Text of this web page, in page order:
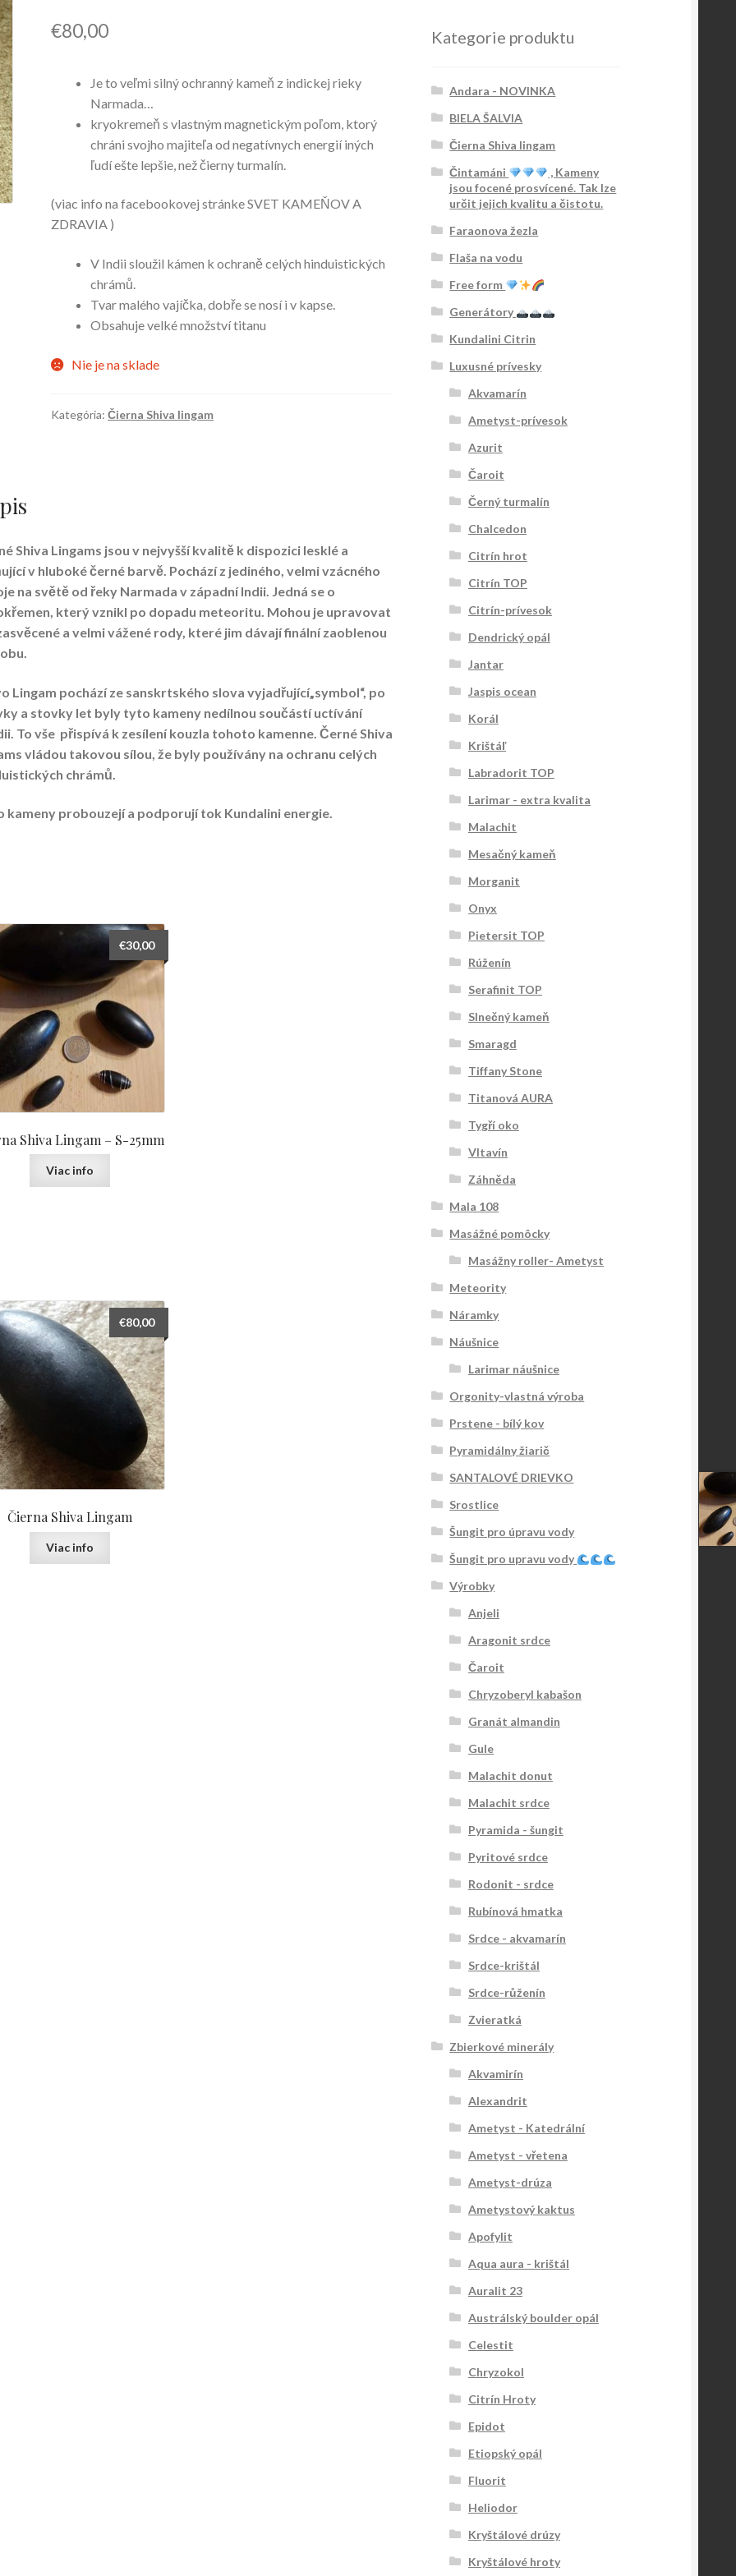
€80,00
Je to veľmi silný ochranný kameň z indickej rieky
Narmada…
kryokremeň s vlastným magnetickým poľom, ktorý
chráni svojho majiteľa od negatívnych energií iných
ľudí ešte lepšie, než čierny turmalín.
(viac info na facebookovej stránke SVET KAMEŇOV A
ZDRAVIA )
V Indii sloužil kámen k ochraně celých hinduistických
chrámů.
Tvar malého vajíčka, dobře se nosí i v kapse.
Obsahuje velké množství titanu
Nie je na sklade
Kategória:Čierna Shiva lingam
Shiva Lingams jsou v nejvyšší kvalitě k dispozici lesklé a
v hluboké černé barvě. Pochází z jediného, velmi vzácného
na světě od řeky Narmada v západní Indii. Jedná se o
který vznikl po dopadu meteoritu. Mohou je upravovat
a velmi vážené rody, které jim dávají finální zaoblenou
Lingam pochází ze sanskrtského slova vyjadřující„symbol“, po
a stovky let byly tyto kameny nedílnou součástí uctívání
To vše přispívá k zesílení kouzla tohoto kamenne. Černé Shiva
vládou takovou sílou, že byly používány na ochranu celých
chrámů.
kameny probouzejí a podporují tok Kundalini energie.
Shiva Lingam – S-25mm
€30,00
Viac info
Čierna Shiva Lingam
€80,00
Viac info
Kategorie produktu
Andara - NOVINKA
BIELA ŠALVIA
Čierna Shiva lingam
Čintamáni
, Kameny
jsou focené prosvícené. Tak lze
určit jejich kvalitu a čistotu.
Faraonova žezla
Flaša na vodu
Free form
Generátory
Kundalini Citrin
Luxusné prívesky
Akvamarín
Ametyst-prívesok
Azurit
Čaroit
Černý turmalín
Chalcedon
Citrín hrot
Citrín TOP
Citrín-prívesok
Dendrický opál
Jantar
Jaspis ocean
Korál
Krištáľ
Labradorit TOP
Larimar - extra kvalita
Malachit
Mesačný kameň
Morganit
Onyx
Pietersit TOP
Rúženín
Serafinit TOP
Slnečný kameň
Smaragd
Tiffany Stone
Titanová AURA
Tygří oko
Vltavín
Záhněda
Mala 108
Masážné pomôcky
Masážny roller- Ametyst
Meteority
Náramky
Náušnice
Larimar náušnice
Orgonity-vlastná výroba
Prstene - bílý kov
Pyramidálny žiarič
SANTALOVÉ DRIEVKO
Srostlice
Šungit pro úpravu vody
Šungit pro upravu vody
Výrobky
Anjeli
Aragonit srdce
Čaroit
Chryzoberyl kabašon
Granát almandin
Gule
Malachit donut
Malachit srdce
Pyramida - šungit
Pyritové srdce
Rodonit - srdce
Rubínová hmatka
Srdce - akvamarín
Srdce-krištál
Srdce-růženín
Zvieratká
Zbierkové minerály
Akvamirín
Alexandrit
Ametyst - Katedrální
Ametyst - vřetena
Ametyst-drúza
Ametystový kaktus
Apofylit
Aqua aura - krištál
Auralit 23
Austrálský boulder opál
Celestit
Chryzokol
Citrín Hroty
Epidot
Etiopský opál
Fluorit
Heliodor
Kryštálové drúzy
Kryštálové hroty